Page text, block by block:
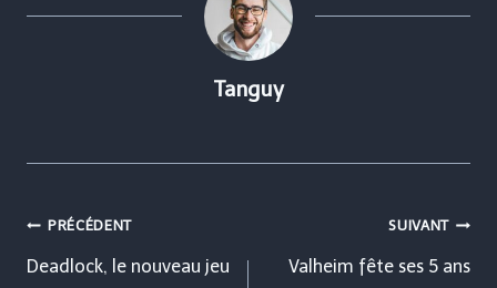
Tanguy
Navigation
de
PRÉCÉDENT
Deadlock, le nouveau jeu
SUIVANT
Valheim fête ses 5 ans